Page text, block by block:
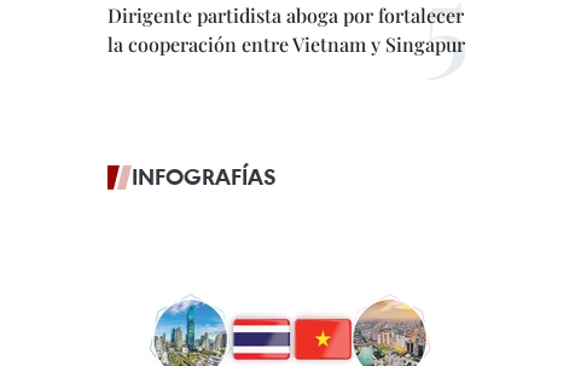
Dirigente partidista aboga por fortalecer
la cooperación entre Vietnam y Singapur
INFOGRAFÍAS